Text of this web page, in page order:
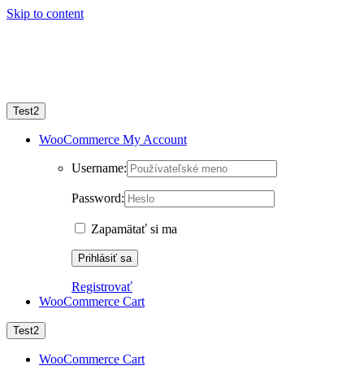
Skip to content
Test2
WooCommerce My Account
Username:
Password:
Zapamätať si ma
Registrovať
WooCommerce Cart
Test2
WooCommerce Cart